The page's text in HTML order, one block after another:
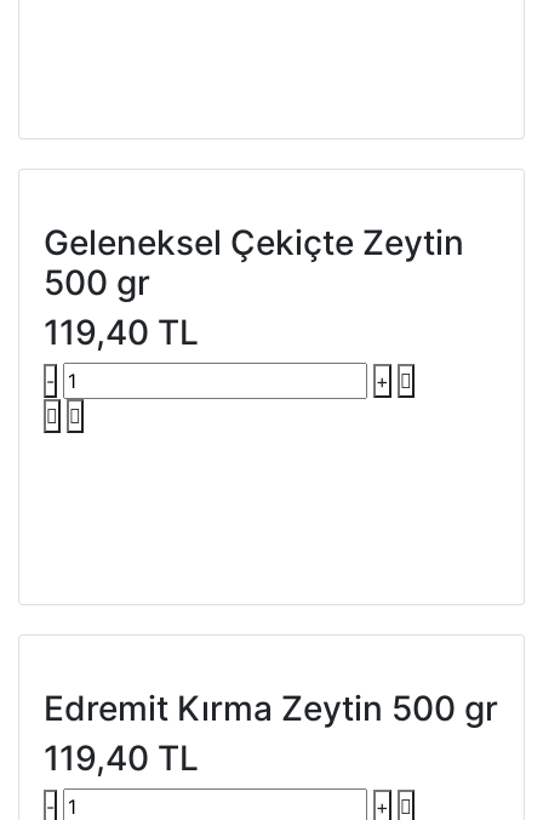
Geleneksel Çekiçte Zeytin
500 gr
119,40 TL
- +
Edremit Kırma Zeytin 500 gr
119,40 TL
- +